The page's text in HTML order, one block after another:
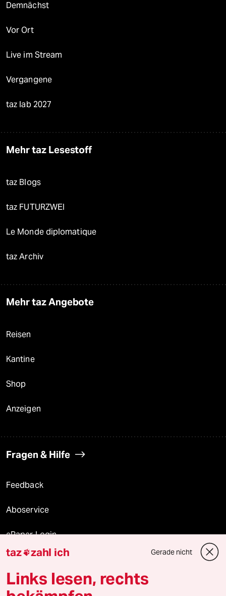
Demnächst
Vor Ort
Live im Stream
Vergangene
taz lab 2027
Mehr taz Lesestoff
taz Blogs
taz FUTURZWEI
Le Monde diplomatique
taz Archiv
Mehr taz Angebote
Reisen
Kantine
Shop
Anzeigen
Fragen & Hilfe
Feedback
Aboservice
ePaper Login
Downloads für Abonnierende
taz zahl ich Gerade nicht
Links lesen, rechts